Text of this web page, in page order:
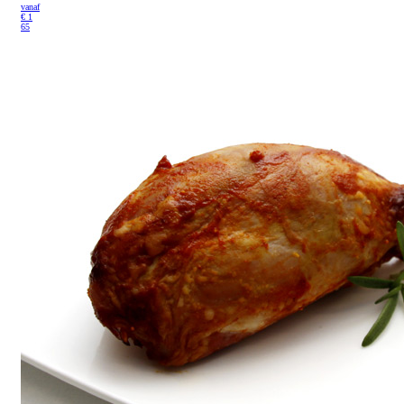
vanaf
€ 1
65